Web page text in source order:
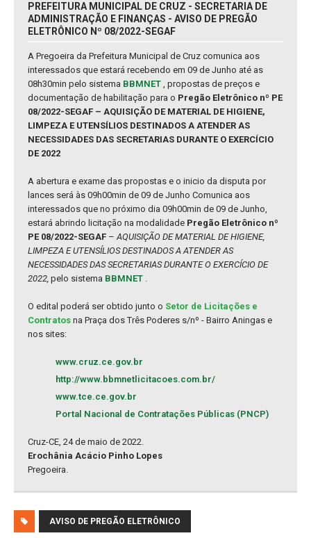
PREFEITURA MUNICIPAL DE CRUZ - SECRETARIA DE
ADMINISTRAÇÃO E FINANÇAS - AVISO DE PREGÃO
ELETRÔNICO Nº 08/2022-SEGAF
A Pregoeira da Prefeitura Municipal de Cruz comunica aos
interessados que estará recebendo em 09 de Junho até as
08h30min pelo sistema BBMNET , propostas de preços e
documentação de habilitação para o Pregão Eletrônico nº PE
08/2022-SEGAF – AQUISIÇÃO DE MATERIAL DE HIGIENE,
LIMPEZA E UTENSÍLIOS DESTINADOS A ATENDER AS
NECESSIDADES DAS SECRETARIAS DURANTE O EXERCÍCIO
DE 2022
A abertura e exame das propostas e o inicio da disputa por
lances será às 09h00min de 09 de Junho Comunica aos
interessados que no próximo dia 09h00min de 09 de Junho,
estará abrindo licitação na modalidade Pregão Eletrônico nº
PE 08/2022-SEGAF –AQUISIÇÃO DE MATERIAL DE HIGIENE,
LIMPEZA E UTENSÍLIOS DESTINADOS A ATENDER AS
NECESSIDADES DAS SECRETARIAS DURANTE O EXERCÍCIO DE
2022, pelo sistema BBMNET .
O edital poderá ser obtido junto o Setor de Licitações e
Contratos na Praça dos Três Poderes s/nº - Bairro Aningas e
nos sites:
www.cruz.ce.gov.br
http://www.bbmnetlicitacoes.com.br/
www.tce.ce.gov.br
Portal Nacional de Contratações Públicas (PNCP)
Cruz-CE, 24 de maio de 2022.
Erochânia Acácio Pinho Lopes
Pregoeira.
AVISO DE PREGÃO ELETRÔNICO